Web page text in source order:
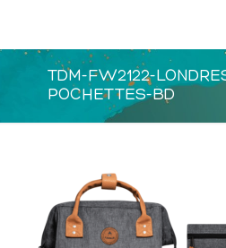
TDM-FW2122-
POCHETTES-BD